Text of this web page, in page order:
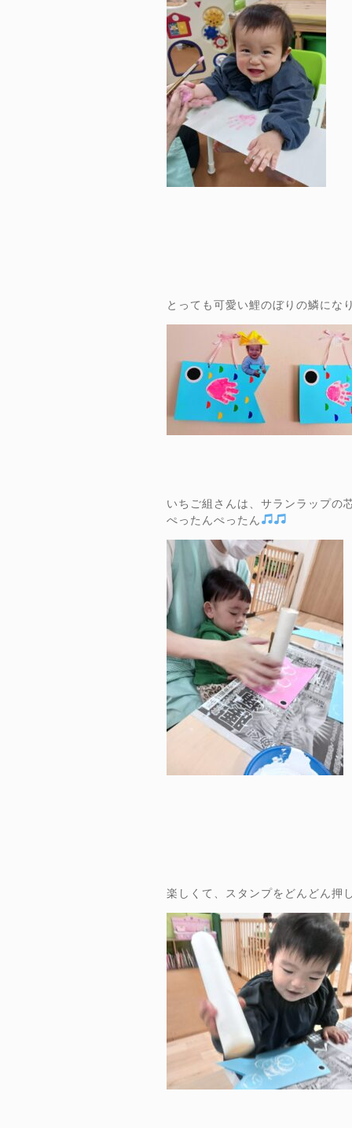
とっても可愛い鯉のぼりの鱗にな
いちご組さんは、サランラップの
ぺったんぺったん
楽しくて、スタンプをどんどん押